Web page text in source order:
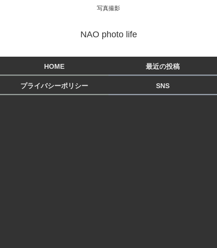
写真撮影
NAO photo life
HOME 最近の投稿
プライバシーポリシー SNS